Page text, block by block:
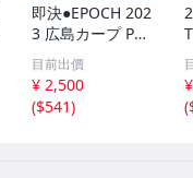
即決●EPOCH 202
3 広島カープ PRE
MIER EDITION
堂林翔太 /5枚限
定 デコモリ緑箔
サインカード #D
目前出價
¥ 2,500
($541)
(